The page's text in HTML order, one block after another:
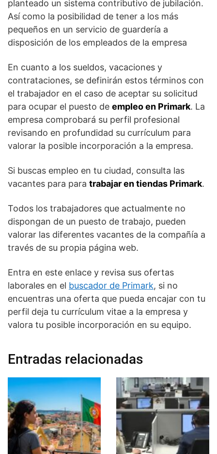
planteado un sistema contributivo de jubilación.
Así como la posibilidad de tener a los más
pequeños en un servicio de guardería a
disposición de los empleados de la empresa
En cuanto a los sueldos, vacaciones y
contrataciones, se definirán estos términos con
el trabajador en el caso de aceptar su solicitud
para ocupar el puesto de empleo en Primark. La
empresa comprobará su perfil profesional
revisando en profundidad su currículum para
valorar la posible incorporación a la empresa.
Si buscas empleo en tu ciudad, consulta las
vacantes para para trabajar en tiendas Primark.
Todos los trabajadores que actualmente no
dispongan de un puesto de trabajo, pueden
valorar las diferentes vacantes de la compañía a
través de su propia página web.
Entra en este enlace y revisa sus ofertas
laborales en el buscador de Primark, si no
encuentras una oferta que pueda encajar con tu
perfil deja tu currículum vitae a la empresa y
valora tu posible incorporación en su equipo.
Entradas relacionadas